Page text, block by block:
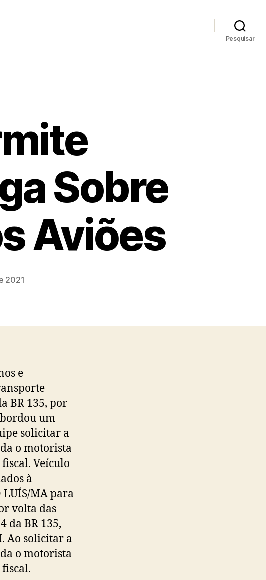
Pesquisar
Sobre
Aviões
2021
e
BR 135, por
um
solicitar a
o motorista
Veículo
à
LUÍS/MA para
volta das
da BR 135,
Ao solicitar a
o motorista